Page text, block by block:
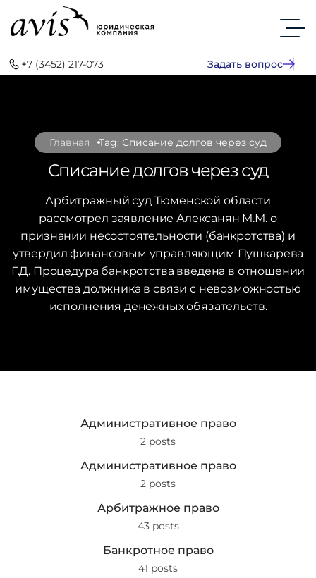
+7 (3452) 217-073 Задать вопрос
Главная Tag: Списание долгов через суд
Списание долгов через суд
Арбитражный суд Тюменской области
рассмотрел заявление Алексанян М.М. о
признании несостоятельности (банкротства) и
утвердил финансовым управляющим Пушкарева
Г.Д. Процедура банкротства введена в отношении
имущества должника в связи с невозможностью
исполнения денежных обязательств.
Административное право
2 posts
Административное право
2 posts
Арбитражное право
43 posts
Банкротное право
41 posts